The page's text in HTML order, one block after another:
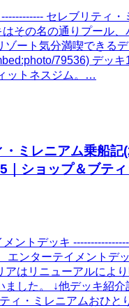
セレブリティ・
その名の通りプール、
ゾート気分満喫できる
79536) デッキ
ットネスジム。…
ミレニアム乗船記
｜ショップ＆ブテ
ントデッキ
エンターテイメントデ
アはリニューアルによ
ました。 ↓他デッキ紹介
ィ・ミレニアムおひと